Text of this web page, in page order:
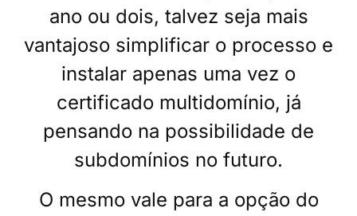
ano ou dois, talvez seja mais
vantajoso simplificar o processo e
instalar apenas uma vez o
certificado multidomínio, já
pensando na possibilidade de
subdomínios no futuro.
O mesmo vale para a opção do